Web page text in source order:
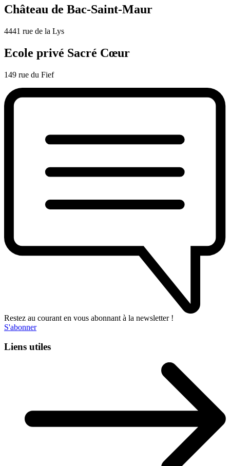
Château de Bac-Saint-Maur
4441 rue de la Lys
Ecole privé Sacré Cœur
149 rue du Fief
Restez au courant en vous abonnant à la newsletter !
S'abonner
Liens utiles